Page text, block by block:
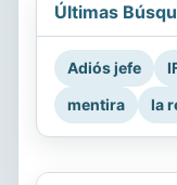
Últimas
Adiós jefe
mentira
la